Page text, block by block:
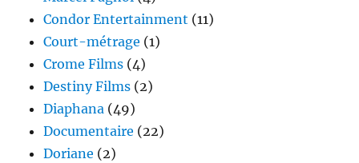
Condor Entertainment (11)
Court-métrage (1)
Crome Films (4)
Destiny Films (2)
Diaphana (49)
Documentaire (22)
Doriane (2)